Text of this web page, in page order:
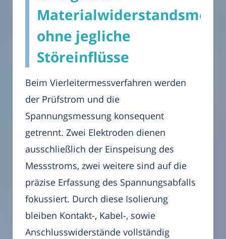
ohne jegliche
Störeinflüsse
Beim Vierleitermessverfahren werden
der Prüfstrom und die
Spannungsmessung konsequent
getrennt. Zwei Elektroden dienen
ausschließlich der Einspeisung des
Messstroms, zwei weitere sind auf die
präzise Erfassung des Spannungsabfalls
fokussiert. Durch diese Isolierung
bleiben Kontakt-, Kabel-, sowie
Anschlusswiderstände vollständig